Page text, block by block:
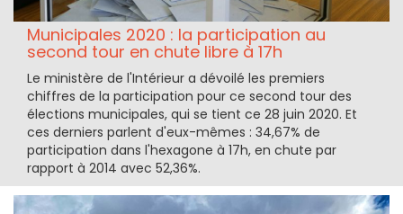
Municipales 2020 : la participation au
second tour en chute libre à 17h
Le ministère de l'Intérieur a dévoilé les premiers
chiffres de la participation pour ce second tour des
élections municipales, qui se tient ce 28 juin 2020. Et
ces derniers parlent d'eux-mêmes : 34,67% de
participation dans l'hexagone à 17h, en chute par
rapport à 2014 avec 52,36%.